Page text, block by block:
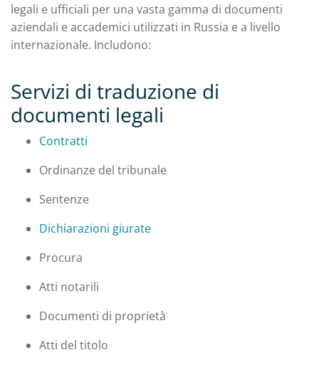
legali e ufficiali per una vasta gamma di documenti
aziendali e accademici utilizzati in Russia e a livello
internazionale. Includono:
Servizi di traduzione di
documenti legali
Contratti
Ordinanze del tribunale
Sentenze
Dichiarazioni giurate
Procura
Atti notarili
Documenti di proprietà
Atti del titolo